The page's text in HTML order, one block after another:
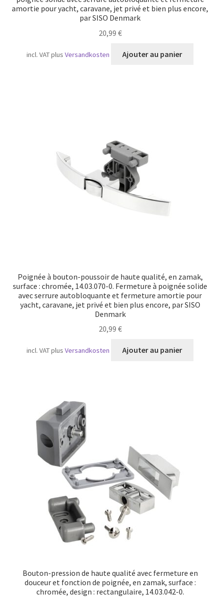
amortie pour yacht, caravane, jet privé et bien plus encore,
par SISO Denmark
20,99 €
incl. VATplusVersandkosten Ajouter au panier
Poignée à bouton-poussoir de haute qualité, en zamak,
surface : chromée, 14.03.070-0. Fermeture à poignée solide
avec serrure autobloquante et fermeture amortie pour
yacht, caravane, jet privé et bien plus encore, par SISO
Denmark
20,99 €
incl. VATplusVersandkosten Ajouter au panier
Bouton-pression de haute qualité avec fermeture en
douceur et fonction de poignée, en zamak, surface :
chromée, design : rectangulaire, 14.03.042-0.